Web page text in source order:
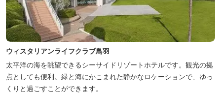
ウィスタリアンライフクラブ鳥羽
太平洋の海を眺望できるシーサイドリゾートホテルです。観光の拠
点としても便利。緑と海にかこまれた静かなロケーションで、ゆっ
くりと過ごすことができます。